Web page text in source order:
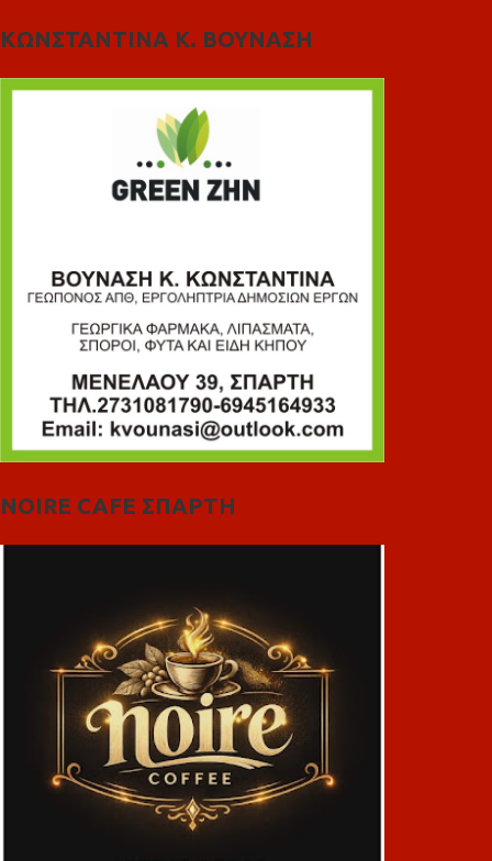
ΚΩΝΣΤΑΝΤΙΝΑ Κ. ΒΟΥΝΑΣΗ
NOIRE CAFE ΣΠΑΡΤΗ